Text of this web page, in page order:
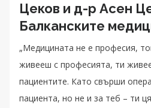
Цеков и д-р Асен
Балканските
„Медицината не е професия,
живееш с професията, ти
пациентите. Като свърши
пациента, но не и за теб – ти